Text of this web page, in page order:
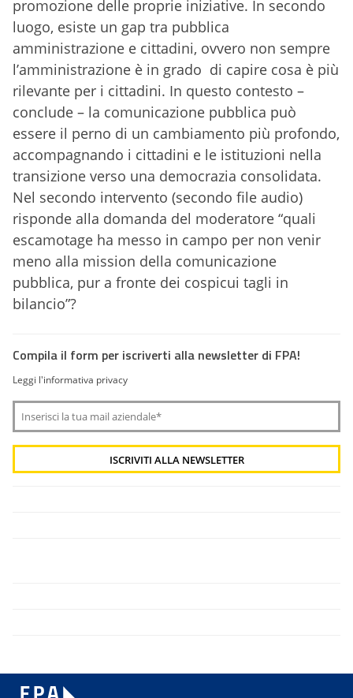
promozione delle proprie iniziative. In secondo
luogo, esiste un gap tra pubblica
amministrazione e cittadini, ovvero non sempre
l’amministrazione è in grado di capire cosa è più
rilevante per i cittadini. In questo contesto –
conclude – la comunicazione pubblica può
essere il perno di un cambiamento più profondo,
accompagnando i cittadini e le istituzioni nella
transizione verso una democrazia consolidata.
Nel secondo intervento (secondo file audio)
risponde alla domanda del moderatore “quali
escamotage ha messo in campo per non venir
meno alla mission della comunicazione
pubblica, pur a fronte dei cospicui tagli in
bilancio”?
Compila il form per iscriverti alla newsletter di FPA!
Leggi l'informativa privacy